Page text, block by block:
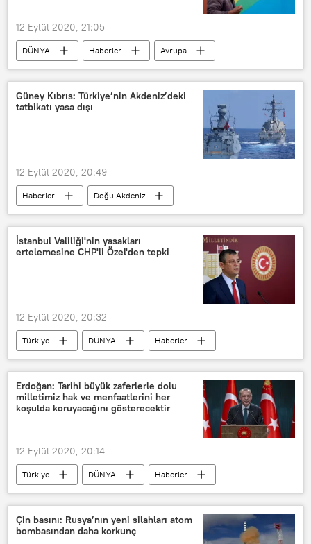
12 Eylül 2020, 21:05
DÜNYA Haberler
Avrupa
KORONAVİRÜS
İngiltere
Koronavirüs
Kovid-19
vaka
Salgın
Güney Kıbrıs: Türkiye’nin Akdeniz’deki
tatbikatı yasa dışı
12 Eylül 2020, 20:49
Haberler
Doğu Akdeniz
DÜNYA
Güney Kıbrıs
TÜRKİYE
Tatbikat
Toprak bütünlüğü
Navtex
İstanbul Valiliği'nin yasakları
ertelemesine CHP'li Özel'den tepki
12 Eylül 2020, 20:32
Türkiye DÜNYA
Haberler
POLİTİKA
Özgür Özel
CHP
İstanbul Valiliği
Koronavirüs
AK Parti
Yasak
Erdoğan: Tarihi büyük zaferlerle dolu
milletimiz hak ve menfaatlerini her
koşulda koruyacağını gösterecektir
12 Eylül 2020, 20:14
Türkiye DÜNYA
Haberler
Recep Tayyip Erdoğan
Milli Mücadele
Sakarya meydan muharebesi
AK Parti
Çin basını: Rusya’nın yeni silahları atom
bombasından daha korkunç